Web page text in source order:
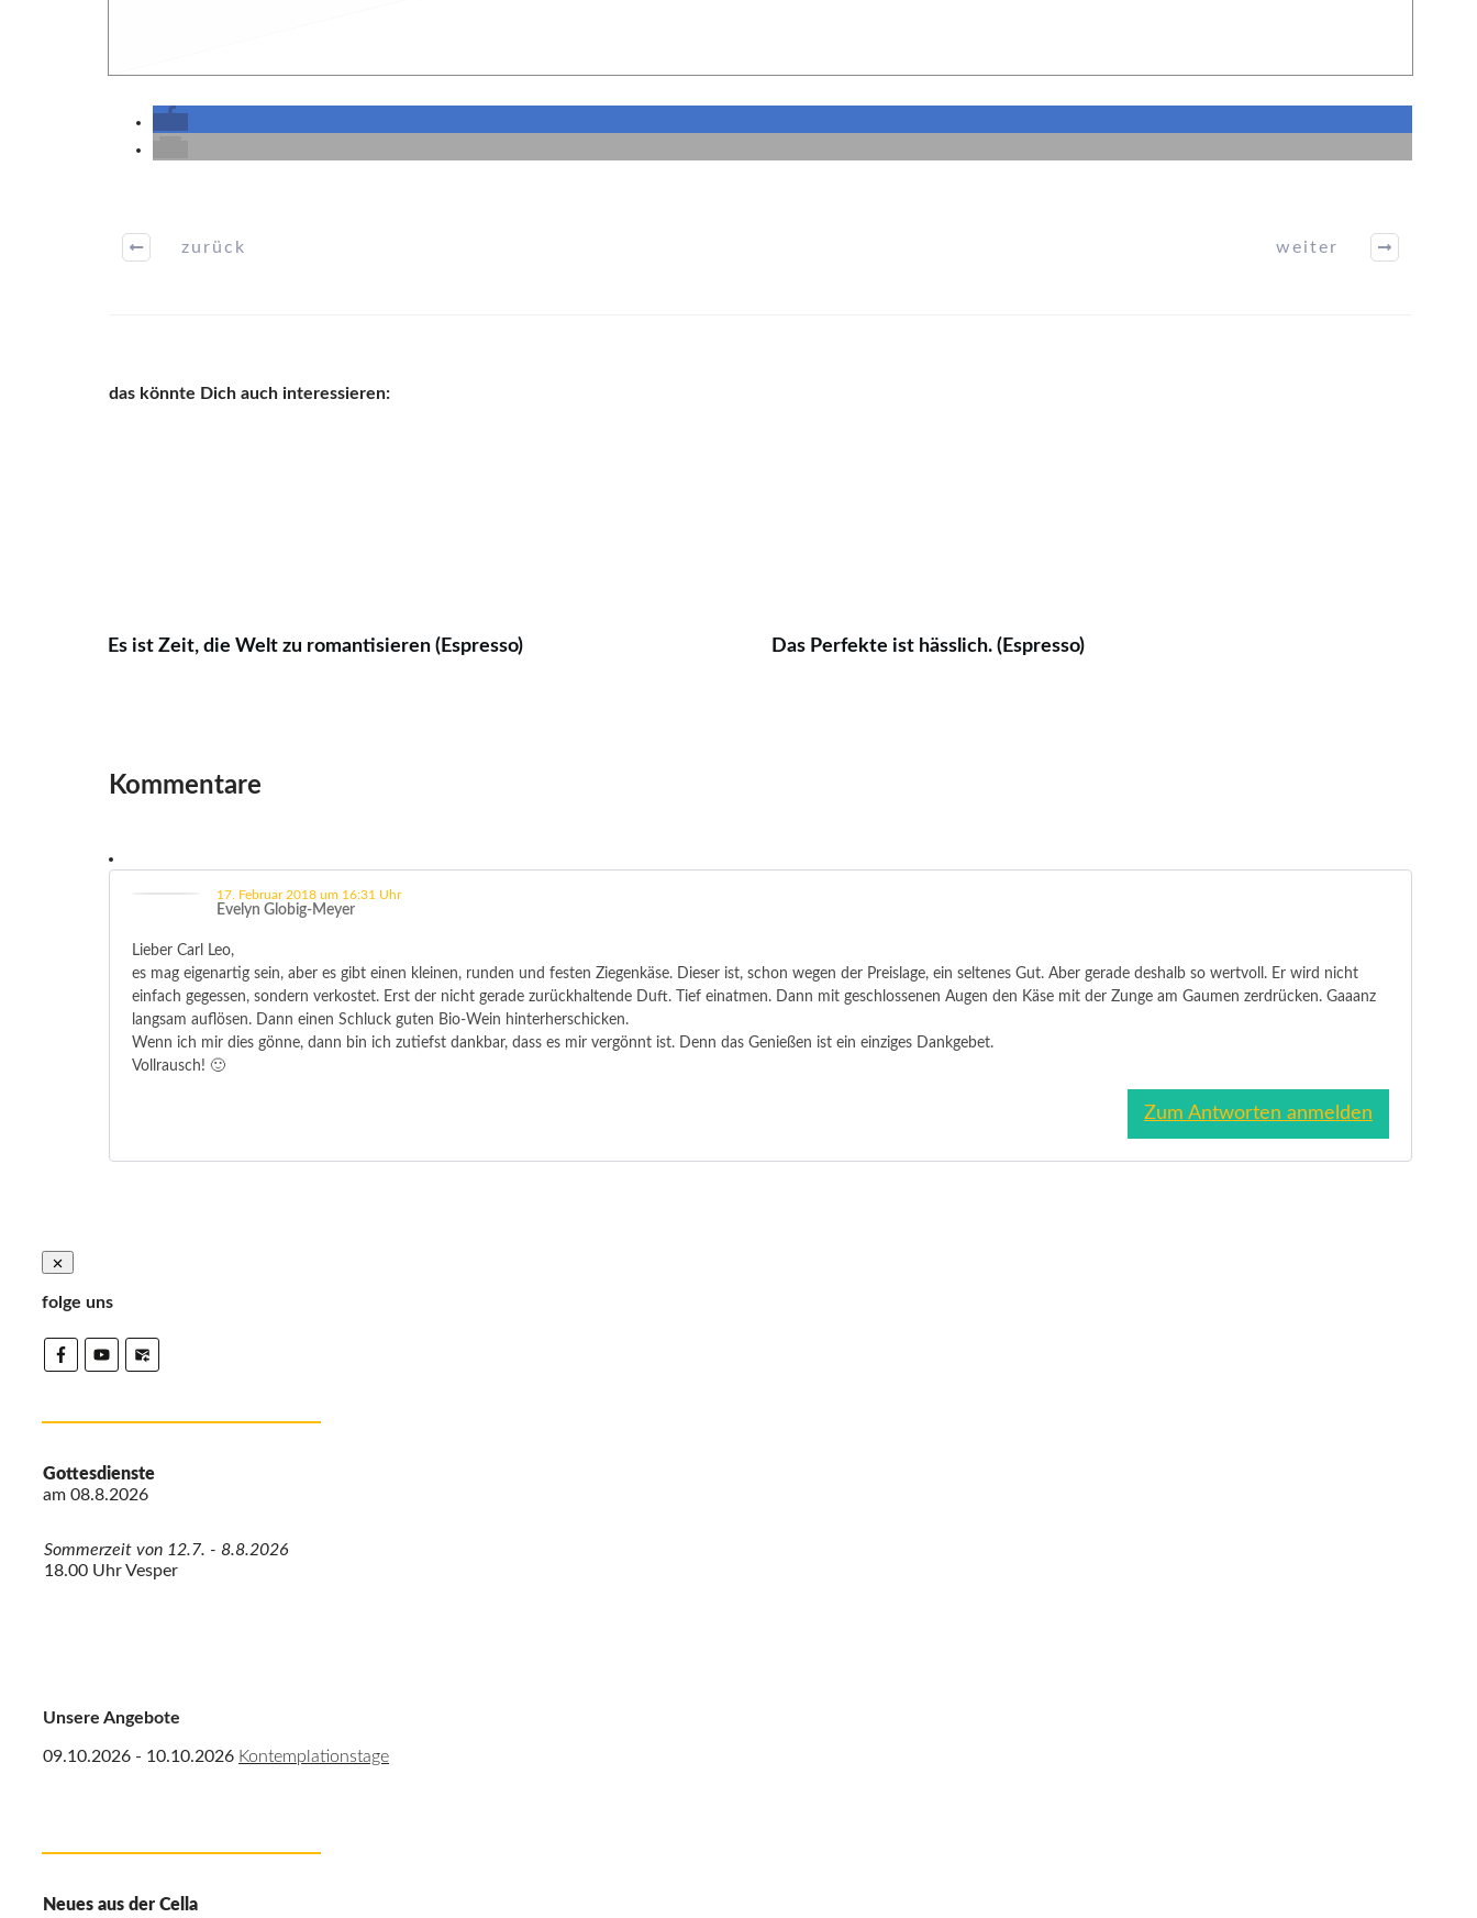
zurück weiter
das könnte Dich auch interessieren:
Es ist Zeit, die Welt zu romantisieren (Espresso) Das Perfekte ist hässlich. (Espresso)
Kommentare
Evelyn Globig-Meyer
17. Februar 2018 um 16:31 Uhr
Lieber Carl Leo,
es mag eigenartig sein, aber es gibt einen kleinen, runden und festen Ziegenkäse. Dieser ist, schon wegen der Preislage, ein seltenes Gut. Aber gerade deshalb so wertvoll. Er wird nicht
einfach gegessen, sondern verkostet. Erst der nicht gerade zurückhaltende Duft. Tief einatmen. Dann mit geschlossenen Augen den Käse mit der Zunge am Gaumen zerdrücken. Gaaanz
langsam auflösen. Dann einen Schluck guten Bio-Wein hinterherschicken.
Wenn ich mir dies gönne, dann bin ich zutiefst dankbar, dass es mir vergönnt ist. Denn das Genießen ist ein einziges Dankgebet.
Vollrausch! 🙂
Zum Antworten anmelden
folge uns
Gottesdienste
am 08.8.2026
Sommerzeit von 12.7. - 8.8.2026
18.00 Uhr Vesper
Unsere Angebote
09.10.2026 - 10.10.2026 Kontemplationstage
Neues aus der Cella